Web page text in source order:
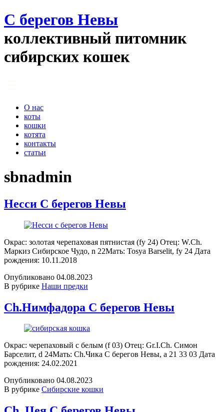
С берегов Невы
коллективный питомник
сибирских кошек
О нас
коты
кошки
котята
контакты
статьи
sbnadmin
Несси С берегов Невы
Окрас: золотая черепаховая пятнистая (fy 24) Отец: W.Ch.
Маркиз Сибирское Чудо, n 22Мать: Tosya Barselit, fy 24 Дата
рождения: 10.11.2018
Опубликовано 04.08.2023
В рубрике Наши предки
Ch.Нимфадора С берегов Невы
Окрас: черепаховый с белым (f 03) Отец: Gr.I.Ch. Симон
Барселит, d 24Мать: Ch.Чика С берегов Невы, a 21 33 03 Дата
рождения: 24.02.2021
Опубликовано 04.08.2023
В рубрике Сибирские кошки